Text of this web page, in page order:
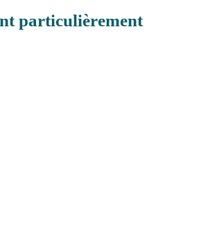
particulièrement